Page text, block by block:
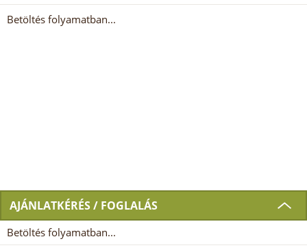
Betöltés folyamatban...
AJÁNLATKÉRÉS / FOGLALÁS
Betöltés folyamatban...